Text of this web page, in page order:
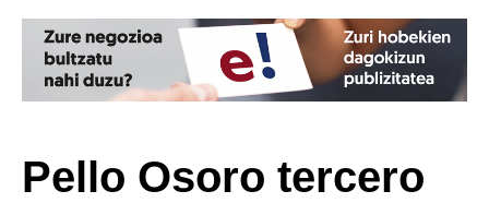
Pello Osoro tercero